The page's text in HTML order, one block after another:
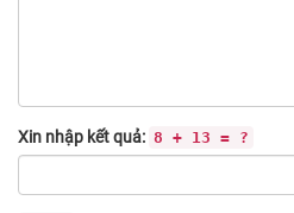
Xin nhập kết quả: 8 + 13 = ?